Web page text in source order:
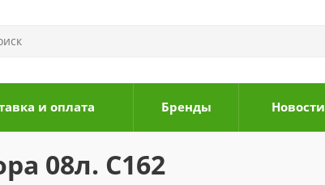
и оплата Бренды Новости
08л. С162